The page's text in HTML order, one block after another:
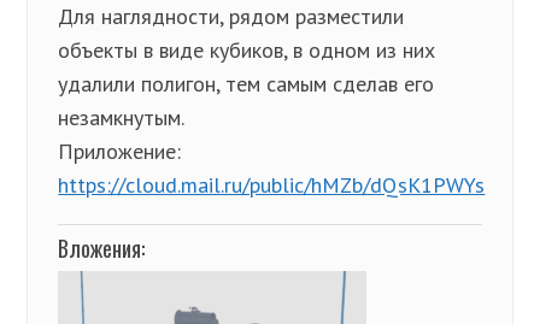
Для наглядности, рядом разместили
объекты в виде кубиков, в одном из них
удалили полигон, тем самым сделав его
незамкнутым.
Приложение:
https://cloud.mail.ru/public/hMZb/dQsK1PWYs
Вложения: